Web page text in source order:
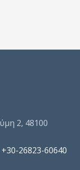
2, 48100
26823-60640